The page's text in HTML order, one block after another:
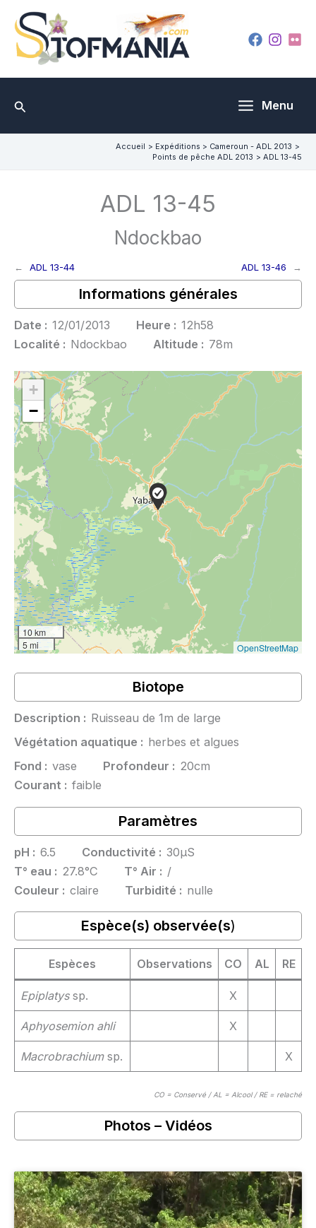
contenu
Rechercher Menu
Accueil Expéditions
Cameroun - ADL 2013
Points de pêche ADL 2013
ADL 13-45
ADL 13-45
Ndockbao
← ADL 13-44 ADL 13-46 →
Informations générales
Date : 12/01/2013 Heure : 12h58
Localité : Ndockbao Altitude : 78m
+
−
10 km
5 mi
OpenStreetMap
Biotope
Description : Ruisseau de 1m de large
Végétation aquatique : herbes et algues
Fond : vase Profondeur : 20cm
Courant : faible
Paramètres
pH : 6.5 Conductivité : 30µS
T° eau : 27.8°C T° Air : /
Couleur : claire Turbidité : nulle
Espèce(s) observée(s)
Espèces Observations CO AL RE
Epiplatyssp. X
Aphyosemion ahli X
Macrobrachiumsp. X
CO = Conservé / AL = Alcool / RE = relaché
Photos – Vidéos